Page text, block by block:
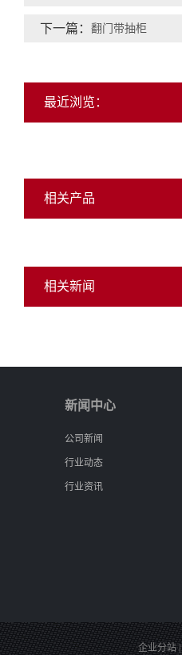
下一篇： 翻门带抽柜
最近浏览：
相关产品
相关新闻
新闻中心
公司新闻
行业动态
行业资讯
企业分站|